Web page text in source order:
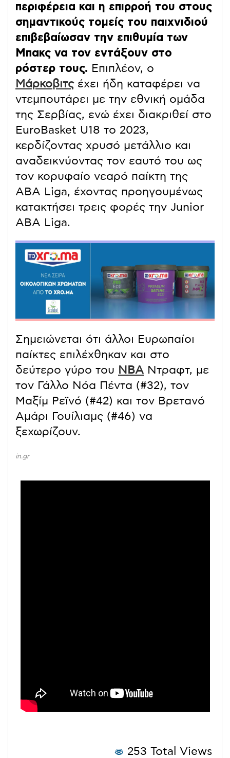
περιφέρεια και η επιρροή του στους
σημαντικούς τομείς του παιχνιδιού
επιβεβαίωσαν την επιθυμία των
Μπακς να τον εντάξουν στο
ρόστερ τους. Επιπλέον, ο
Μάρκοβιτςέχει ήδη καταφέρει να
ντεμπουτάρει με την εθνική ομάδα
της Σερβίας, ενώ έχει διακριθεί στο
EuroBasket U18 το 2023,
κερδίζοντας χρυσό μετάλλιο και
αναδεικνύοντας τον εαυτό του ως
τον κορυφαίο νεαρό παίκτη της
ABA Liga, έχοντας προηγουμένως
κατακτήσει τρεις φορές την Junior
ABA Liga.
Σημειώνεται ότι άλλοι Ευρωπαίοι
παίκτες επιλέχθηκαν και στο
δεύτερο γύρο του ΝΒΑ Ντραφτ, με
τον Γάλλο Νόα Πέντα (#32), τον
Μαξίμ Ρεϊνό (#42) και τον Βρετανό
Αμάρι Γουίλιαμς (#46) να
ξεχωρίζουν.
in.gr
253 Total Views